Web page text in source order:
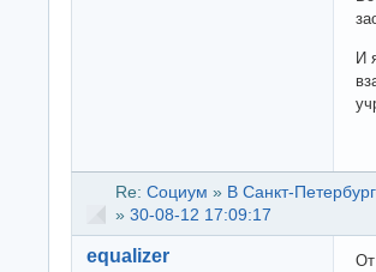
И
Re: Социум » В Санкт-
» 30-08-12 17:09:17
equalizer